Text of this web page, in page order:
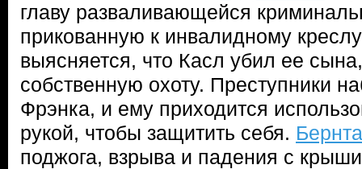
главу разваливающейся
прикованную к инвалидному
выясняется, что Касл убил ее
собственную охоту. Преступники
Фрэнка, и ему приходится
рукой, чтобы защитить себя.
поджога, взрыва и падения с